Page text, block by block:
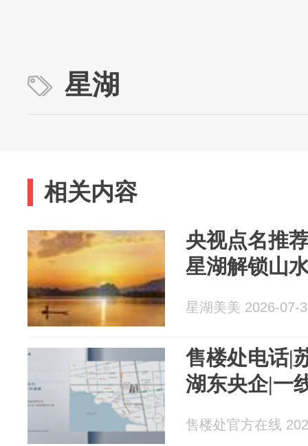
星湖
相关内容
央视点名推
星湖解锁山
星湖美美 2026-07-
售楼处电话|
湖东央企|一
售楼处官方在线